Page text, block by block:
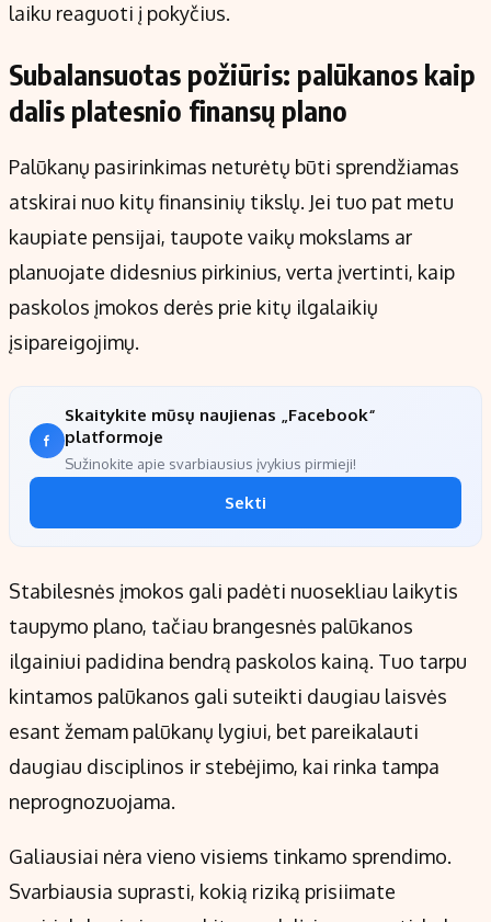
laiku reaguoti į pokyčius.
Subalansuotas požiūris: palūkanos kaip
dalis platesnio finansų plano
Palūkanų pasirinkimas neturėtų būti sprendžiamas
atskirai nuo kitų finansinių tikslų. Jei tuo pat metu
kaupiate pensijai, taupote vaikų mokslams ar
planuojate didesnius pirkinius, verta įvertinti, kaip
paskolos įmokos derės prie kitų ilgalaikių
įsipareigojimų.
Skaitykite mūsų naujienas „Facebook“
platformoje
Sužinokite apie svarbiausius įvykius pirmieji!
Sekti
Stabilesnės įmokos gali padėti nuosekliau laikytis
taupymo plano, tačiau brangesnės palūkanos
ilgainiui padidina bendrą paskolos kainą. Tuo tarpu
kintamos palūkanos gali suteikti daugiau laisvės
esant žemam palūkanų lygiui, bet pareikalauti
daugiau disciplinos ir stebėjimo, kai rinka tampa
neprognozuojama.
Galiausiai nėra vieno visiems tinkamo sprendimo.
Svarbiausia suprasti, kokią riziką prisiimate